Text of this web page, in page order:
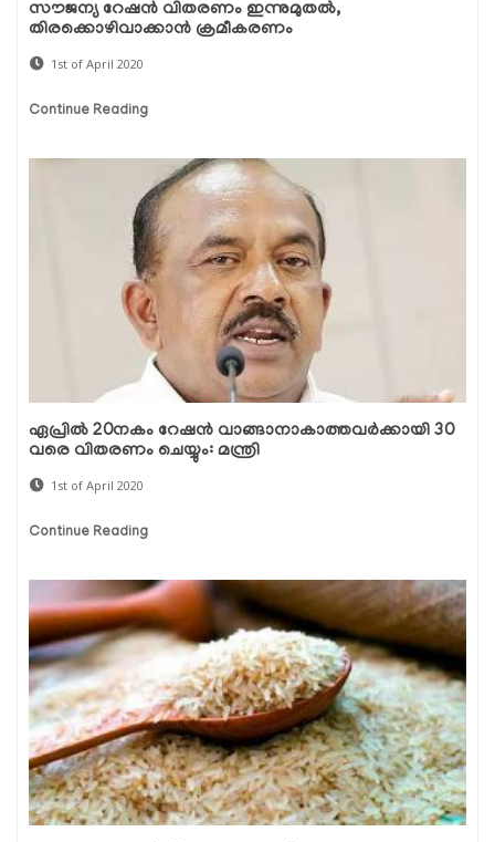
സൗജന്യ റേഷന്‍ വിതരണം ഇന്നുമുതല്‍,
തിരക്കൊഴിവാക്കാന്‍ ക്രമീകരണം
1st of April 2020
Continue Reading
ഏപ്രില്‍ 20നകം റേഷന്‍ വാങ്ങാനാകാത്തവര്‍ക്കായി 30
വരെ വിതരണം ചെയ്യും: മന്ത്രി
1st of April 2020
Continue Reading